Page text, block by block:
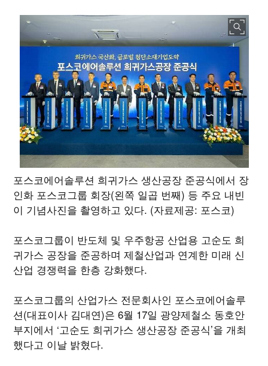
포스코에어솔루션 희귀가스 생산공장 준공식에서 장
인화 포스코그룹 회장(왼쪽 일곱 번째) 등 주요 내빈
이 기념사진을 촬영하고 있다. (자료제공: 포스코)
포스코그룹이 반도체 및 우주항공 산업용 고순도 희
귀가스 공장을 준공하며 제철산업과 연계한 미래 신
산업 경쟁력을 한층 강화했다.
포스코그룹의 산업가스 전문회사인 포스코에어솔루
션(대표이사 김대연)은 6월 17일 광양제철소 동호안
부지에서 ‘고순도 희귀가스 생산공장 준공식’을 개최
했다고 이날 밝혔다.